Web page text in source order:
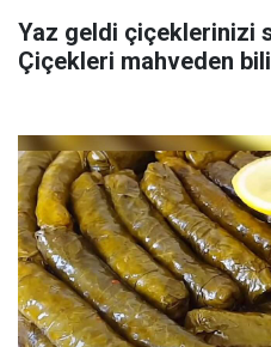
Yaz geldi çiçeklerinizi
Çiçekleri mahveden